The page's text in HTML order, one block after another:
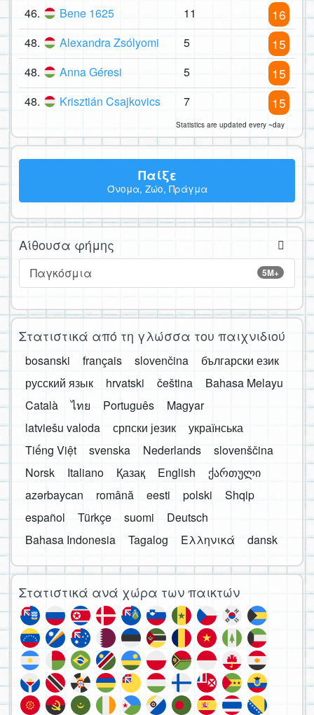
46. Bene 1625 11 16
48. Alexandra Zsólyomi 5 15
48. Anna Géresi 5 15
48. Krisztián Csajkovics 7 15
Statistics are updated every ~day
Παίξε
Όνομα, Ζώο, Πράγμα
Αίθουσα φήμης
5M+
Παγκόσμια
Στατιστικά από τη γλώσσα του παιχνιδιού
bosanski français slovenčina
български език
русский язык
hrvatski čeština
Bahasa Melayu
Català
ไทย Português
Magyar
latviešu valoda
српски језик
українська
Tiếng Việt
svenska Nederlands
slovenščina
Norsk
Italiano Қазақ English
ქართული
azərbaycan
română eesti polski
Shqip
español
Türkçe suomi
Deutsch
Bahasa Indonesia
Tagalog Ελληνικά dansk
Στατιστικά ανά χώρα των παικτών